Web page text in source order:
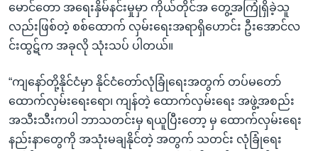
မောင်တော အရေးနှိမ်နင်းမှုမှာ ကိုယ်တိုင်အ တွေ့အကြုံရှိခဲ့သူ
လည်းဖြစ်တဲ့ စစ်ထောက် လှမ်းရေးအရာရှိဟောင်း ဦးအောင်လ
င်းထွဋ်က အခုလို သုံးသပ် ပါတယ်။
“ကျနော်တို့နိုင်ငံမှာ နိုင်ငံတော်လုံခြုံရေးအတွက် တပ်မတော်
ထောက်လှမ်းရေးရော၊ ကျန်တဲ့ ထောက်လှမ်းရေး အဖွဲ့အစည်း
အသီးသီးကပါ ဘာသတင်းမှ ရယူပြီးတော့ မှ ထောက်လှမ်းရေး
နည်းနာတွေကို အသုံးမချနိုင်တဲ့ အတွက် သတင်း လုံခြုံရေး